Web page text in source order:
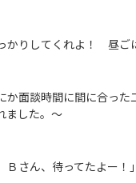
かりしてくれよ！ 昼ご
か面談時間に間に合った
ました。～
Ｂさん、待ってたよー！」